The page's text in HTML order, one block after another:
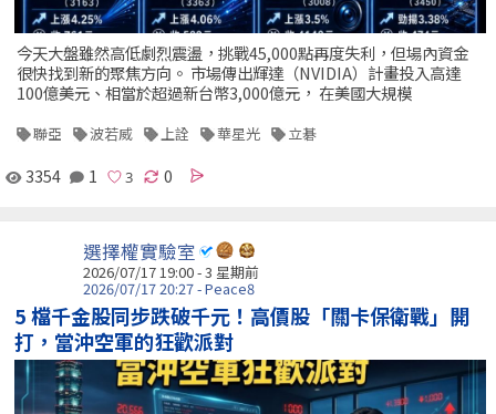
今天大盤雖然高低劇烈震盪，挑戰45,000點再度失利，但場內資金
很快找到新的聚焦方向。 市場傳出輝達（NVIDIA）計畫投入高達
100億美元、相當於超過新台幣3,000億元， 在美國大規模
聯亞 波若威 上詮 華星光 立碁
3354 1 0
選擇權實驗室
2026/07/17 19:00 - 3 星期前
2026/07/17 20:27 - Peace8
5 檔千金股同步跌破千元！高價股「關卡保衛戰」開
打，當沖空軍的狂歡派對